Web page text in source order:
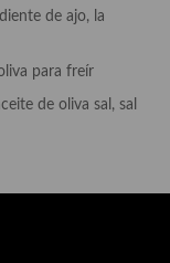
de ajo, la
para freír
de oliva sal, sal